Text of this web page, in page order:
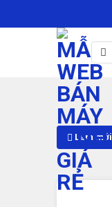
to
Làm mới